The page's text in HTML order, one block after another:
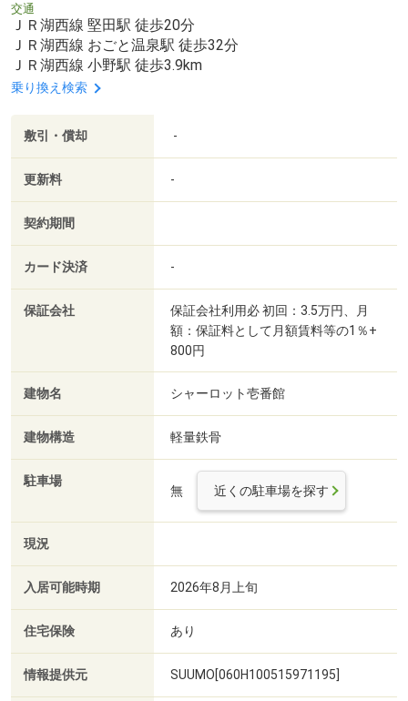
交通
ＪＲ湖西線 堅田駅 徒歩20分
ＪＲ湖西線 おごと温泉駅 徒歩32分
ＪＲ湖西線 小野駅 徒歩3.9km
乗り換え検索
敷引・償却 -
更新料 -
契約期間
カード決済 -
保証会社
保証会社利用必 初回：3.5万円、月
額：保証料として月額賃料等の1％+
800円
建物名 シャーロット壱番館
建物構造 軽量鉄骨
駐車場
無 近くの駐車場を探す
現況
入居可能時期 2026年8月上旬
住宅保険 あり
情報提供元 SUUMO[060H100515971195]